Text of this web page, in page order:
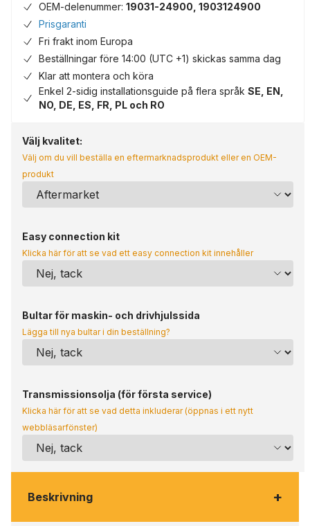
OEM-delenummer: 19031-24900, 1903124900
Prisgaranti
Fri frakt inom Europa
Beställningar före 14:00 (UTC +1) skickas samma dag
Klar att montera och köra
Enkel 2-sidig installationsguide på flera språk SE, EN,
NO, DE, ES, FR, PL och RO
Välj kvalitet:
Välj om du vill beställa en eftermarknadsprodukt eller en OEM-
produkt
Easy connection kit
Klicka här för att se vad ett easy connection kit innehåller
Bultar för maskin- och drivhjulssida
Lägga till nya bultar i din beställning?
Transmissionsolja (för första service)
Klicka här för att se vad detta inkluderar (öppnas i ett nytt
webbläsarfönster)
Beskrivning +